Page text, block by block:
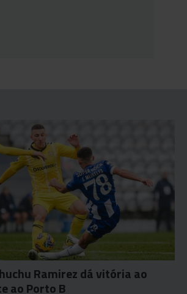
Ramirez dá vitória ao
ao Porto B